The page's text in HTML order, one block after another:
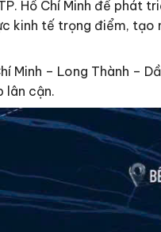
Hồ Chí Minh để phát
kinh tế trọng điểm, tạo
Minh – Long Thành –
lân cận.